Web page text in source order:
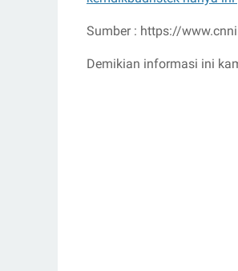
Sumber : https://
Demikian informasi ini